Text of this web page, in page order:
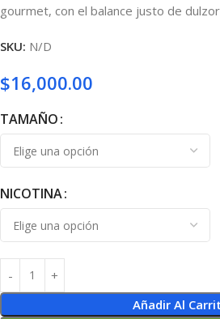
gourmet, con el balance justo de
SKU: N/D
$16,000.00
TAMAÑO
NICOTINA
Añadir Al